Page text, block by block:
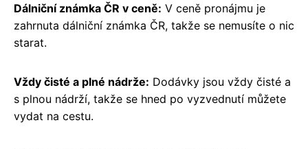
Dálniční známka ČR v ceně: V ceně pronájmu je
zahrnuta dálniční známka ČR, takže se nemusíte o nic
starat.
Vždy čisté a plné nádrže: Dodávky jsou vždy čisté a
s plnou nádrží, takže se hned po vyzvednutí můžete
vydat na cestu.